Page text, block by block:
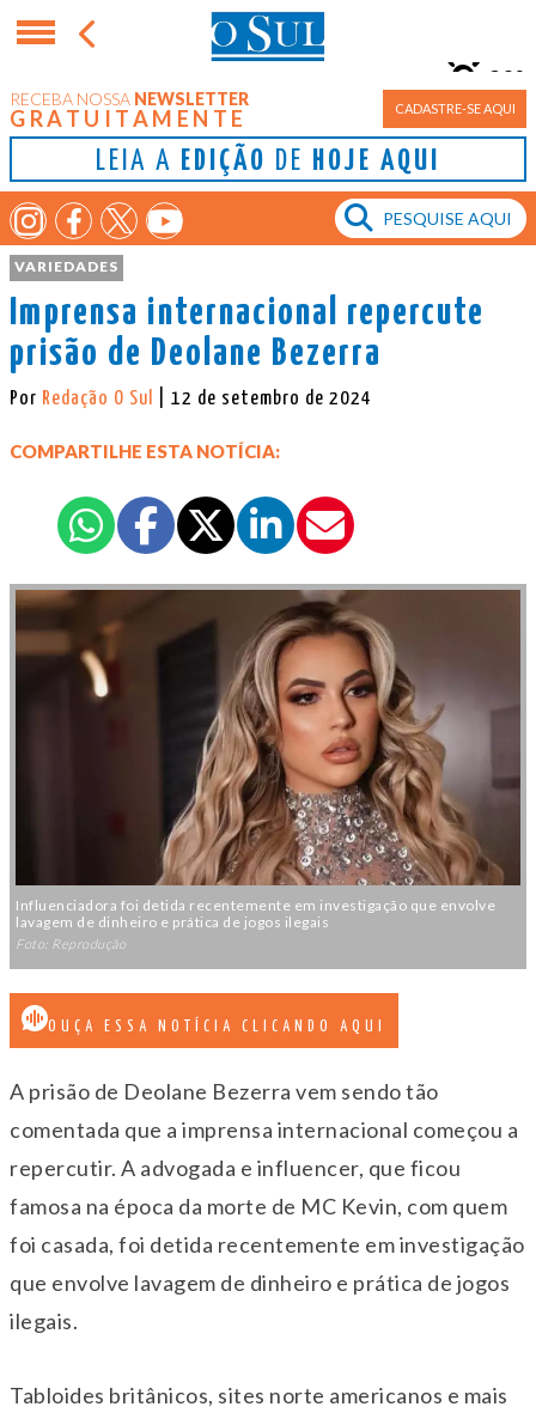
RECEBA NOSSA NEWSLETTER
GRATUITAMENTE CADASTRE-SE AQUI
LEIA A EDIÇÃO DE HOJE AQUI
Porto Alegre
20°
VARIEDADES
Imprensa internacional repercute
prisão de Deolane Bezerra
Por Redação O Sul | 12 de setembro de 2024
COMPARTILHE ESTA NOTÍCIA:
Influenciadora foi detida recentemente em investigação que envolve
lavagem de dinheiro e prática de jogos ilegais
Foto: Reprodução
OUÇA ESSA NOTÍCIA CLICANDO AQUI
A prisão de Deolane Bezerra vem sendo tão
comentada que a imprensa internacional começou a
repercutir. A advogada e influencer, que ficou
famosa na época da morte de MC Kevin, com quem
foi casada, foi detida recentemente em investigação
que envolve lavagem de dinheiro e prática de jogos
ilegais.
Tabloides britânicos, sites norte americanos e mais